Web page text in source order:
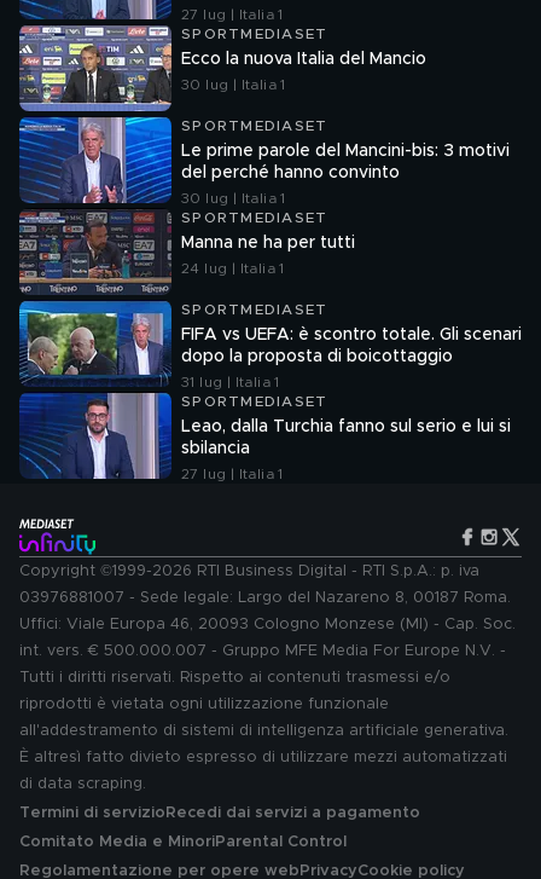
Dumfries?"
27 lug | Italia 1
SPORTMEDIASET
Ecco la nuova Italia del Mancio
30 lug | Italia 1
SPORTMEDIASET
Le prime parole del Mancini-bis: 3 motivi
del perché hanno convinto
30 lug | Italia 1
SPORTMEDIASET
Manna ne ha per tutti
24 lug | Italia 1
SPORTMEDIASET
FIFA vs UEFA: è scontro totale. Gli scenari
dopo la proposta di boicottaggio
31 lug | Italia 1
SPORTMEDIASET
Leao, dalla Turchia fanno sul serio e lui si
sbilancia
27 lug | Italia 1
Copyright ©1999-2026 RTI Business Digital - RTI S.p.A.: p. iva
03976881007 - Sede legale: Largo del Nazareno 8, 00187 Roma.
Uffici: Viale Europa 46, 20093 Cologno Monzese (MI) - Cap. Soc.
int. vers. € 500.000.007 - Gruppo MFE Media For Europe N.V. -
Tutti i diritti riservati. Rispetto ai contenuti trasmessi e/o
riprodotti è vietata ogni utilizzazione funzionale
all'addestramento di sistemi di intelligenza artificiale generativa.
È altresì fatto divieto espresso di utilizzare mezzi automatizzati
di data scraping.
Termini di servizio Recedi dai servizi a pagamento
Comitato Media e MinoriParental Control
Regolamentazione per opere web PrivacyCookie policy